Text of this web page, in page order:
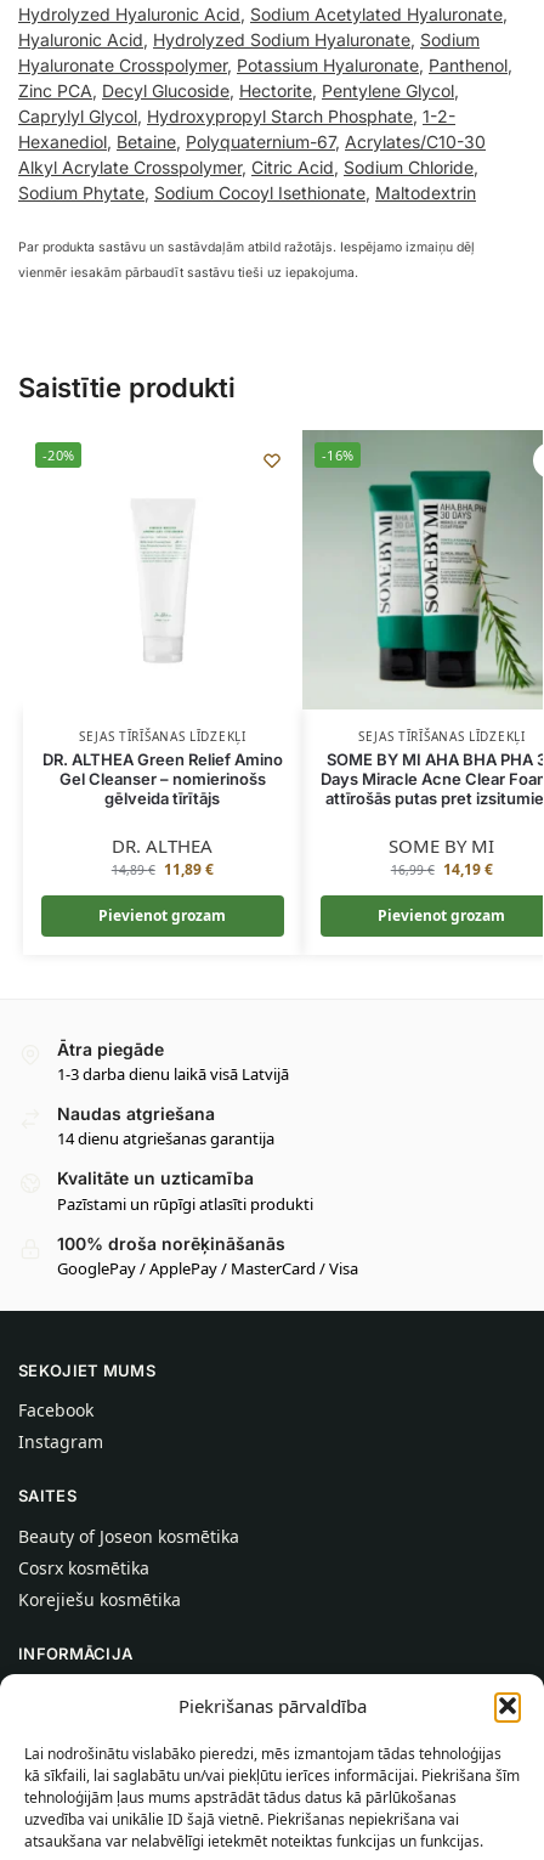
Piekrišanas pārvaldība
Lai nodrošinātu vislabāko pieredzi, mēs izmantojam tādas tehnoloģijas
kā sīkfaili, lai saglabātu un/vai piekļūtu ierīces informācijai. Piekrišana šīm
tehnoloģijām ļaus mums apstrādāt tādus datus kā pārlūkošanas
uzvedība vai unikālie ID šajā vietnē. Piekrišanas nepiekrišana vai
atsaukšana var nelabvēlīgi ietekmēt noteiktas funkcijas un funkcijas.
Hydrolyzed Hyaluronic Acid, Sodium Acetylated Hyaluronate,
Hyaluronic Acid, Hydrolyzed Sodium Hyaluronate, Sodium
Hyaluronate Crosspolymer, Potassium Hyaluronate, Panthenol,
Zinc PCA, Decyl Glucoside, Hectorite, Pentylene Glycol,
Caprylyl Glycol, Hydroxypropyl Starch Phosphate, 1-2-
Hexanediol, Betaine, Polyquaternium-67, Acrylates/C10-30
Alkyl Acrylate Crosspolymer, Citric Acid, Sodium Chloride,
Sodium Phytate, Sodium Cocoyl Isethionate, Maltodextrin
Par produkta sastāvu un sastāvdaļām atbild ražotājs. Iespējamo izmaiņu dēļ
vienmēr iesakām pārbaudīt sastāvu tieši uz iepakojuma.
Saistītie produkti
-20%
SEJAS TĪRĪŠANAS LĪDZEKĻI
DR. ALTHEA Green Relief Amino
Gel Cleanser – nomierinošs
gēlveida tīrītājs
DR. ALTHEA
14,89€ 11,89€
Pievienot grozam
-16%
SEJAS TĪRĪŠANAS LĪDZEKĻI
SOME BY MI AHA BHA PHA
Days Miracle Acne Clear
attīrošās putas pret
SOME BY MI
16,99€ 14,19€
Pievienot grozam
Ātra piegāde
1-3 darba dienu laikā visā Latvijā
Naudas atgriešana
14 dienu atgriešanas garantija
Kvalitāte un uzticamība
Pazīstami un rūpīgi atlasīti produkti
100% droša norēķināšanās
GooglePay / ApplePay / MasterCard / Visa
SEKOJIET MUMS
Facebook
Instagram
SAITES
Beauty of Joseon kosmētika
Cosrx kosmētika
Korejiešu kosmētika
INFORMĀCIJA
Palīdzība
INFORMĀCIJA PIRCĒJAM
Piegādes nosacījumi